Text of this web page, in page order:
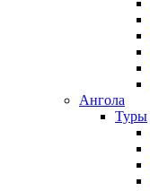
Ангола
Туры